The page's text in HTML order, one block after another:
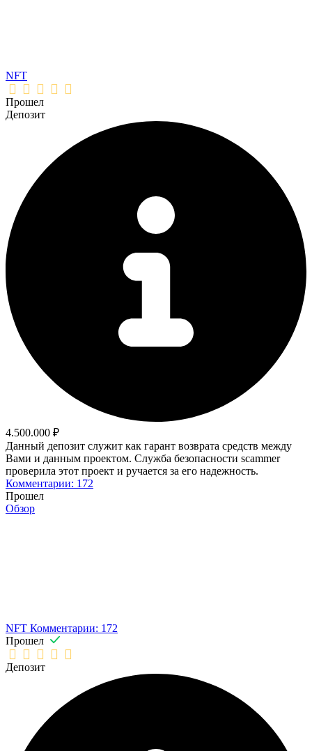
NFT
Прошел
Депозит
4.500.000 ₽
Данный депозит служит как гарант возврата средств между
Вами и данным проектом. Служба безопасности scammer
проверила этот проект и ручается за его надежность.
Комментарии: 172
Прошел
Обзор
NFT Комментарии: 172
Прошел
Депозит